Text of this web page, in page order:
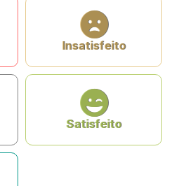
Insatisfeito
Satisfeito